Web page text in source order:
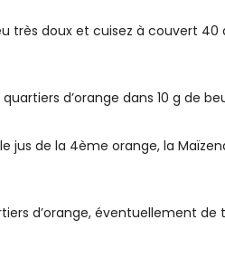
très doux et cuisez à couvert 40
d’orange dans 10 g de
jus de la 4ème orange, la
d’orange, éventuellement